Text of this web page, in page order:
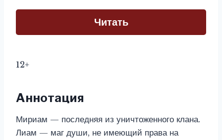
Читать
12+
Аннотация
Мириам — последняя из уничтоженного клана.
Лиам — маг души, не имеющий права на